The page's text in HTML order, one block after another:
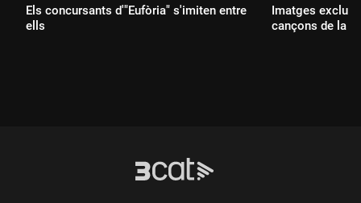
Els concursants d'"Eufòria" s'imiten entre
ells
Imatges
cançons de la